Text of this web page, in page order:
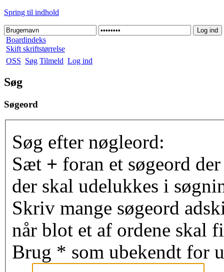
Spring til indhold
Boardindeks
Skift skriftstørrelse
OSS Søg Tilmeld Log ind
Søg
Søgeord
Søg efter nøgleord:
Sæt + foran et søgeord
der skal udelukkes i
Skriv mange søgeord
når blot et af ordene skal
Brug * som ubekendt for